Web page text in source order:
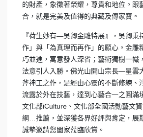
的財產，象徵著榮耀，尊貴和地位。跟
合，就是完美及值得的典藏及傳家寶。
『荷生妙有—吳卿金雕特展』，吳卿秉
作」與「為真理而再作」的願心。金雕
巧並進，寓意發人深省；藝術獨樹一幟
法意引人入勝。佛光山開山宗長—星雲
斧神工之作，是經由心靈的不斷修練、
流露於外在技藝，達到心藝合一之圓滿
文化部iCulture、文化部全國活動藝文
網…推薦，並深獲各界好評與肯定，展
誠摯邀請您闔家蒞臨欣賞。